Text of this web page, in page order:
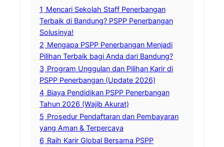
1 Mencari Sekolah Staff Penerbangan
Terbaik di Bandung? PSPP Penerbangan
Solusinya!
2 Mengapa PSPP Penerbangan Menjadi
Pilihan Terbaik bagi Anda dari Bandung?
3 Program Unggulan dan Pilihan Karir di
PSPP Penerbangan (Update 2026)
4 Biaya Pendidikan PSPP Penerbangan
Tahun 2026 (Wajib Akurat)
5 Prosedur Pendaftaran dan Pembayaran
yang Aman & Terpercaya
6 Raih Karir Global Bersama PSPP